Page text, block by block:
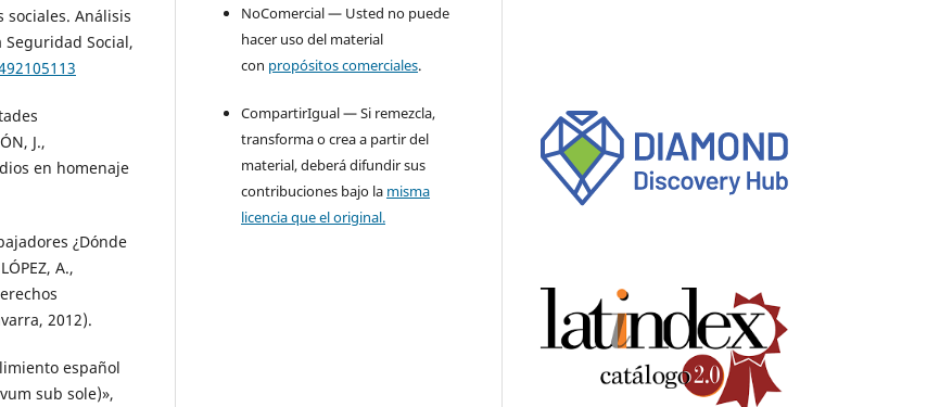
sociales. Análisis
Social,
J.,
en homenaje
¿Dónde
A.,
2012).
español
sub sole)»,
NoComercial — Usted no puede
hacer uso del material
con propósitos comerciales.
CompartirIgual — Si remezcla,
transforma o crea a partir del
material, deberá difundir sus
contribuciones bajo la misma
licencia que el original.